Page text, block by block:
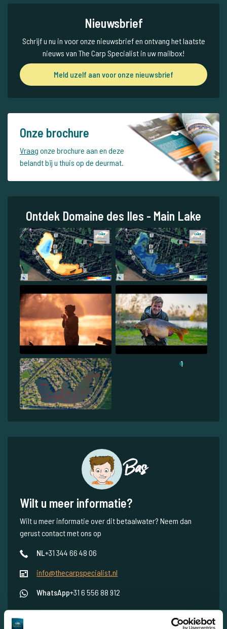
Nieuwsbrief
Schrijf u nu in voor onze nieuwsbrief en ontvang het laatste
nieuws van The Carp Specialist in uw mailbox!
Meld uzelf aan voor onze nieuwsbrief
Onze brochure
Vraag onze brochure aan en deze
belandt bij u thuis op de deurmat.
Ontdek Domaine des Iles - Main Lake
1
Bas
Wilt u meer informatie?
Wilt u meer informatie over dit betaalwater? Neem dan
gerust contact met ons op
NL+31 344 66 48 06
info@thecarpspecialist.nl
WhatsApp+31 6 556 88 912